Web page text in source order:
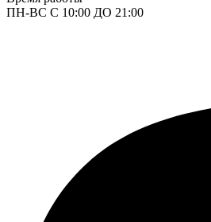
ПН-ВС С 10:00 ДО 21:00